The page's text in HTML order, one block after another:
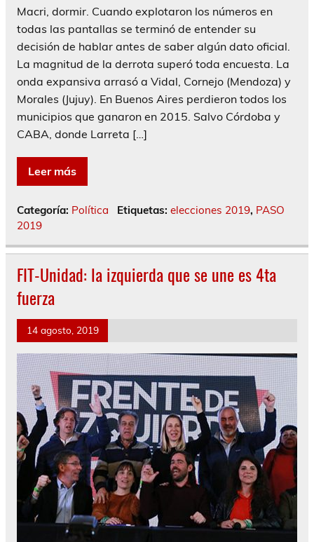
Macri, dormir. Cuando explotaron los números en
todas las pantallas se terminó de entender su
decisión de hablar antes de saber algún dato oficial.
La magnitud de la derrota superó toda encuesta. La
onda expansiva arrasó a Vidal, Cornejo (Mendoza) y
Morales (Jujuy). En Buenos Aires perdieron todos los
municipios que ganaron en 2015. Salvo Córdoba y
CABA, donde Larreta […]
Leer más
Categoría: Política Etiquetas: elecciones 2019, PASO
2019
FIT-Unidad: la izquierda que se une es 4ta
fuerza
14 agosto, 2019